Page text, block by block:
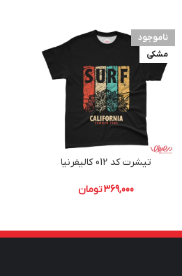
ناموجود
مشکی
تیشرت کد 012 کالیفرنیا
369,000تومان